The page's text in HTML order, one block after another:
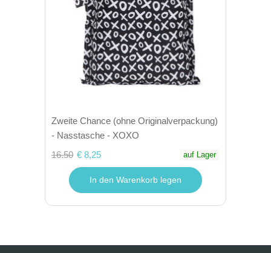
Zweite Chance (ohne Originalverpackung)
- Nasstasche - XOXO
16.50 € 8,25 auf Lager
In den Warenkorb legen